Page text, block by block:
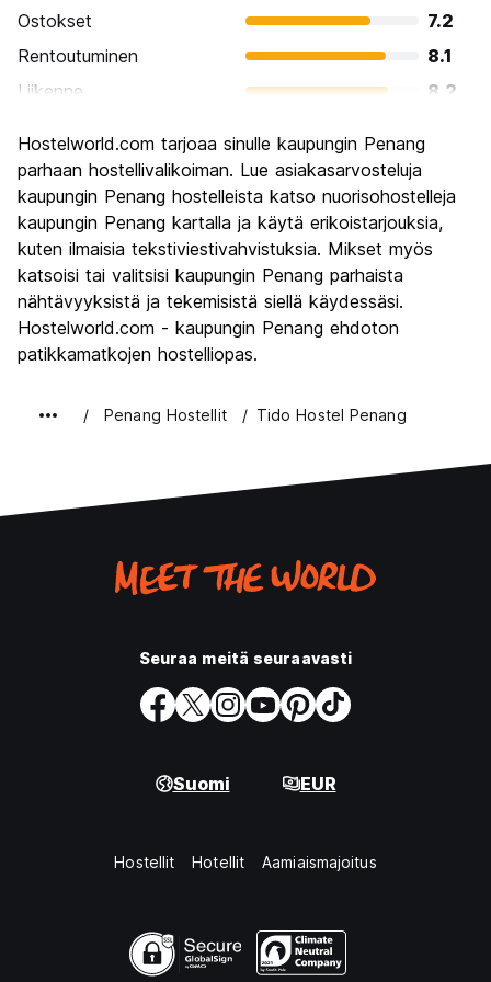
Ostokset
7.2
Rentoutuminen
8.1
Liikenne
8.2
Kulttuuri
Yöelämä
6.8
Rahanarvoinen
8.5
Hostelworld.com tarjoaa sinulle kaupungin Penang
parhaan hostellivalikoiman. Lue asiakasarvosteluja
kaupungin Penang hostelleista katso nuorisohostelleja
kaupungin Penang kartalla ja käytä erikoistarjouksia,
kuten ilmaisia tekstiviestivahvistuksia. Mikset myös
katsoisi tai valitsisi kaupungin Penang parhaista
nähtävyyksistä ja tekemisistä siellä käydessäsi.
Hostelworld.com - kaupungin Penang ehdoton
patikkamatkojen hostelliopas.
Penang Hostellit Tido Hostel Penang
Seuraa meitä seuraavasti
Suomi EUR
Hostellit Hotellit Aamiaismajoitus